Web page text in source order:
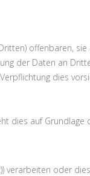
offenbaren,
der Daten an
dies
dies auf Grundlage
verarbeiten oder